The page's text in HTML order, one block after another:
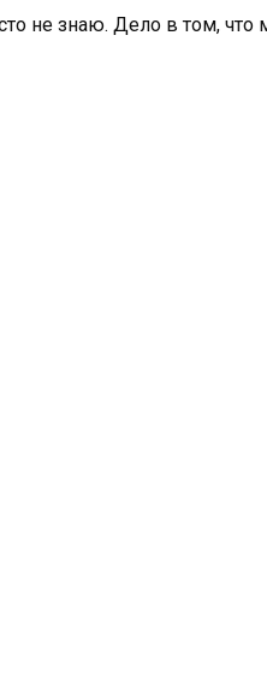
не знаю. Дело в том, что